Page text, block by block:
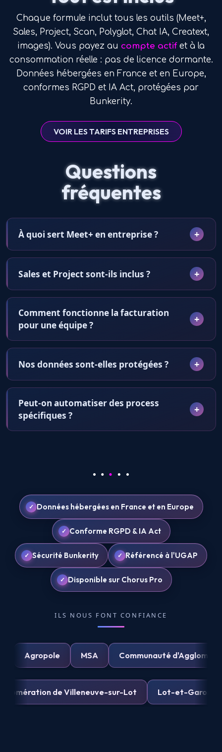
Chaque formule inclut tous les outils (Meet+,
Sales, Project, Scan, Polyglot, Chat IA, Creatext,
images). Vous payez au compte actifet à la
consommation réelle : pas de licence dormante.
Données hébergées en France et en Europe,
conformes RGPD et IA Act, protégées par
Bunkerity.
VOIR LES TARIFS ENTREPRISES
Questions
fréquentes
À quoi sert Meet+ en entreprise ?
Sales et Project sont-ils inclus ?
Comment fonctionne la facturation
pour une équipe ?
Nos données sont-elles protégées ?
Peut-on automatiser des process
spécifiques ?
Données hébergées en France et en Europe
Conforme RGPD & IA Act
Sécurité Bunkerity Référencé à l'UGAP
Disponible sur Chorus Pro
ILS NOUS FONT CONFIANCE
Agropole Communauté
de Villeneuve-sur-Lot Lot-et-Garonne